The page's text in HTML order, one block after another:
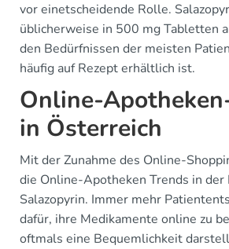
vor einetscheidende Rolle.
üblicherweise in 500 mg Tabletten
den Bedürfnissen der meisten
häufig auf Rezept erhältlich ist.
Online-
in Österreich
Mit der Zunahme des Online-
die Online-Apotheken Trends in der
Salazopyrin. Immer mehr
dafür, ihre Medikamente online zu
oftmals eine Bequemlichkeit